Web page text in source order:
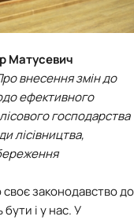
Матусевич
внесення змін до
ефективного
господарства
лісівництва,
законодавство до
і у нас. У